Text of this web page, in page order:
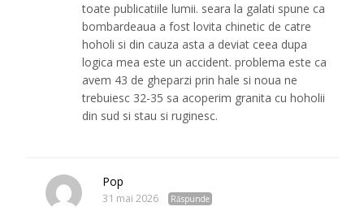
toate publicatiile lumii. seara la galati spune ca
bombardeaua a fost lovita chinetic de catre
hoholi si din cauza asta a deviat ceea dupa
logica mea este un accident. problema este ca
avem 43 de gheparzi prin hale si noua ne
trebuiesc 32-35 sa acoperim granita cu hoholii
din sud si stau si ruginesc.
Pop
31 mai 2026 Răspunde